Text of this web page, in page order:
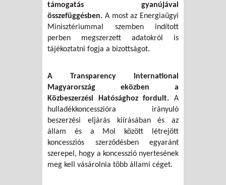
támogatás gyanújával
összefüggésben. A most az Energiaügyi
Minisztériummal szemben indított
perben megszerzett adatokról is
tájékoztatni fogja a bizottságot.
A Transparency International
Magyarország eközben a
Közbeszerzési Hatósághoz fordult. A
hulladékkoncesszióra irányuló
beszerzési eljárás kiírásában és az
állam és a Mol között létrejött
koncessziós szerződésben egyaránt
szerepel, hogy a koncesszió nyertesének
meg kell vásárolnia több állami céget.